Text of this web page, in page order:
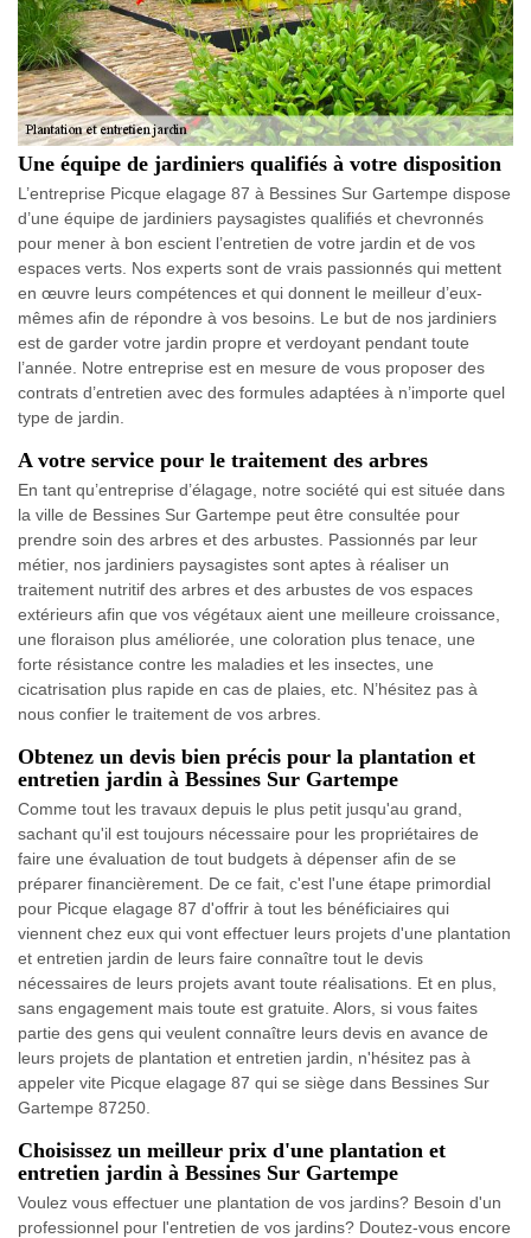
Une équipe de jardiniers qualifiés à votre disposition
L’entreprise Picque elagage 87 à Bessines Sur Gartempe dispose
d’une équipe de jardiniers paysagistes qualifiés et chevronnés
pour mener à bon escient l’entretien de votre jardin et de vos
espaces verts. Nos experts sont de vrais passionnés qui mettent
en œuvre leurs compétences et qui donnent le meilleur d’eux-
mêmes afin de répondre à vos besoins. Le but de nos jardiniers
est de garder votre jardin propre et verdoyant pendant toute
l’année. Notre entreprise est en mesure de vous proposer des
contrats d’entretien avec des formules adaptées à n’importe quel
type de jardin.
A votre service pour le traitement des arbres
En tant qu’entreprise d’élagage, notre société qui est située dans
la ville de Bessines Sur Gartempe peut être consultée pour
prendre soin des arbres et des arbustes. Passionnés par leur
métier, nos jardiniers paysagistes sont aptes à réaliser un
traitement nutritif des arbres et des arbustes de vos espaces
extérieurs afin que vos végétaux aient une meilleure croissance,
une floraison plus améliorée, une coloration plus tenace, une
forte résistance contre les maladies et les insectes, une
cicatrisation plus rapide en cas de plaies, etc. N’hésitez pas à
nous confier le traitement de vos arbres.
Obtenez un devis bien précis pour la plantation et
entretien jardin à Bessines Sur Gartempe
Comme tout les travaux depuis le plus petit jusqu'au grand,
sachant qu'il est toujours nécessaire pour les propriétaires de
faire une évaluation de tout budgets à dépenser afin de se
préparer financièrement. De ce fait, c'est l'une étape primordial
pour Picque elagage 87 d'offrir à tout les bénéficiaires qui
viennent chez eux qui vont effectuer leurs projets d'une plantation
et entretien jardin de leurs faire connaître tout le devis
nécessaires de leurs projets avant toute réalisations. Et en plus,
sans engagement mais toute est gratuite. Alors, si vous faites
partie des gens qui veulent connaître leurs devis en avance de
leurs projets de plantation et entretien jardin, n'hésitez pas à
appeler vite Picque elagage 87 qui se siège dans Bessines Sur
Gartempe 87250.
Choisissez un meilleur prix d'une plantation et
entretien jardin à Bessines Sur Gartempe
Voulez vous effectuer une plantation de vos jardins? Besoin d'un
professionnel pour l'entretien de vos jardins? Doutez-vous encore